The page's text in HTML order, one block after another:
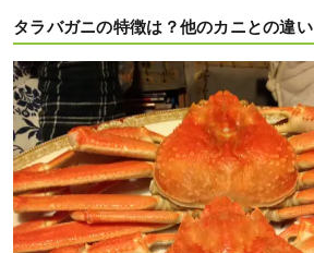
タラバガニの特徴は？他のカニとの違い